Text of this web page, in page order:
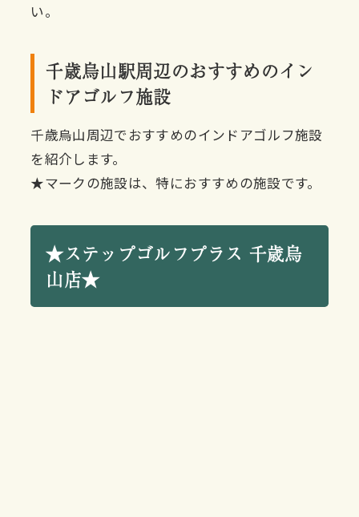
い。
千歳烏山駅周辺のおすすめのイン
ドアゴルフ施設
千歳烏山周辺でおすすめのインドアゴルフ施設
を紹介します。
★マークの施設は、特におすすめの施設です。
★ステップゴルフプラス 千歳烏
山店★